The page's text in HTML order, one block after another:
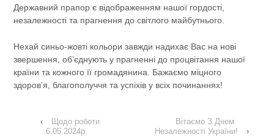
Державний прапор є відображенням нашої гордості,
незалежності та прагнення до світлого майбутнього.
Нехай синьо-жовті кольори завжди надихає Вас на нові
звершення, об’єднують у прагненні до процвітання нашої
країни та кожного її громадянина. Бажаємо міцного
здоров’я, благополуччя та успіхів у всіх починаннях!
‹
Щодо роботи
6.05.2024р.
Вітаємо З Днем
Незалежності України!
›